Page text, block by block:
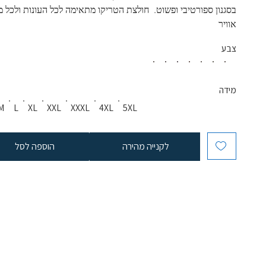
בסגנון ספורטיבי ופשוט.  חולצת הטריקו מתאימה לכל העונות ולכל
אוויר
צבע
L XL XXL XXXL 4XL 5XL
מידה
הוספה לסל לקנייה מהירה